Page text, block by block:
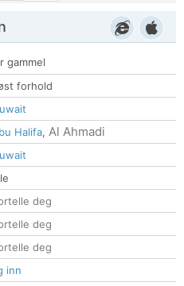
gammel
forhold
Halifa, Al Ahmadi
deg
deg
deg
inn